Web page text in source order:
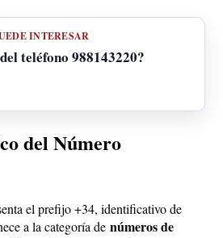
INTERESAR
teléfono 988143220?
del Número
el prefijo +34, identificativo de
a la categoría de números de